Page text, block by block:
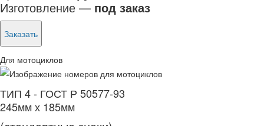
Изготовление — под заказ
Заказать
Для мотоциклов
ТИП 4 - ГОСТ Р 50577-93
245мм х 185мм